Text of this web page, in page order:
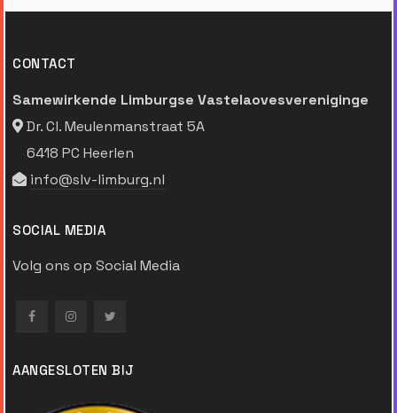
CONTACT
Samewirkende Limburgse Vastelaovesvereniginge
Dr. Cl. Meulenmanstraat 5A
6418 PC Heerlen
info@slv-limburg.nl
SOCIAL MEDIA
Volg ons op Social Media
AANGESLOTEN BIJ